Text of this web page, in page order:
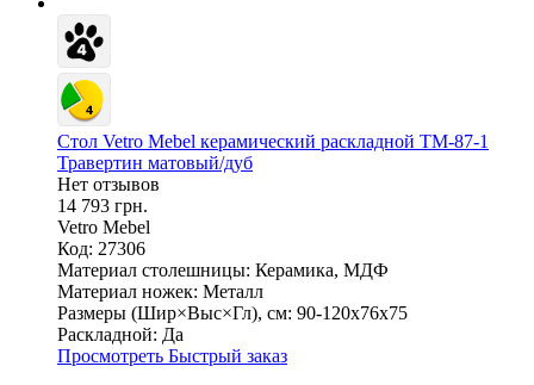
Стол Vetro Mebel керамический раскладной TM-87-1
Травертин матовый/дуб
Нет отзывов
14 793 грн.
Vetro Mebel
Код: 27306
Материал столешницы: Керамика, МДФ
Материал ножек: Металл
Размеры (Шир×Выс×Гл), см: 90-120х76х75
Раскладной: Да
Просмотреть Быстрый заказ